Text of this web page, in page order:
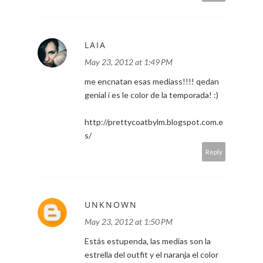
LAIA
May 23, 2012 at 1:49 PM
me encnatan esas mediass!!!! qedan
genial i es le color de la temporada! :)
http://prettycoatbylm.blogspot.com.e
s/
Reply
UNKNOWN
May 23, 2012 at 1:50 PM
Estás estupenda, las medias son la
estrella del outfit y el naranja el color